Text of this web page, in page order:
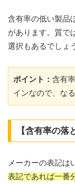
含有率の低い製品
があります。質で
選択もあるでしょ
ポイント： 含有
インなので、な
【含有率の落
メーカーの表記は
表記であれば一番